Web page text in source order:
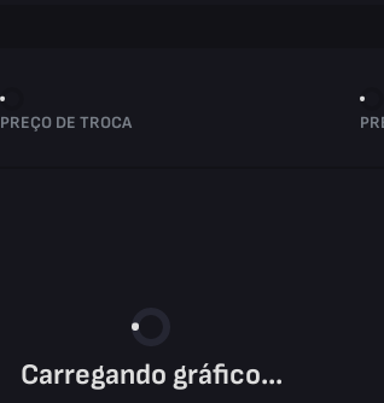
PREÇO DE TROCA
Carregando gráfico...